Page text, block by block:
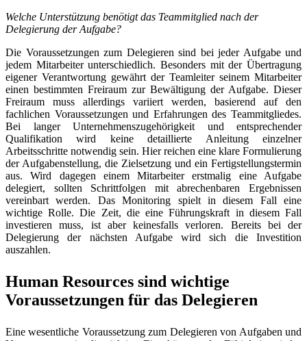
Welche Unterstützung benötigt das Teammitglied nach der
Delegierung der Aufgabe?
Die Voraussetzungen zum Delegieren sind bei jeder Aufgabe und
jedem Mitarbeiter unterschiedlich. Besonders mit der Übertragung
eigener Verantwortung gewährt der Teamleiter seinem Mitarbeiter
einen bestimmten Freiraum zur Bewältigung der Aufgabe. Dieser
Freiraum muss allerdings variiert werden, basierend auf den
fachlichen Voraussetzungen und Erfahrungen des Teammitgliedes.
Bei langer Unternehmenszugehörigkeit und entsprechender
Qualifikation wird keine detaillierte Anleitung einzelner
Arbeitsschritte notwendig sein. Hier reichen eine klare Formulierung
der Aufgabenstellung, die Zielsetzung und ein Fertigstellungstermin
aus. Wird dagegen einem Mitarbeiter erstmalig eine Aufgabe
delegiert, sollten Schrittfolgen mit abrechenbaren Ergebnissen
vereinbart werden. Das Monitoring spielt in diesem Fall eine
wichtige Rolle. Die Zeit, die eine Führungskraft in diesem Fall
investieren muss, ist aber keinesfalls verloren. Bereits bei der
Delegierung der nächsten Aufgabe wird sich die Investition
auszahlen.
Human Resources sind wichtige
Voraussetzungen für das Delegieren
Eine wesentliche Voraussetzung zum Delegieren von Aufgaben und